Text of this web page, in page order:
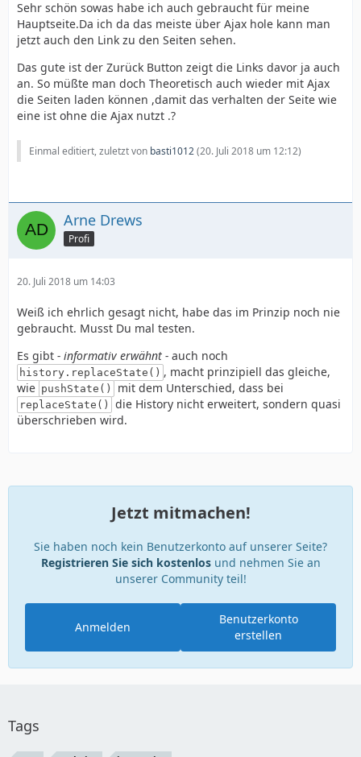
Sehr schön sowas habe ich auch gebraucht für meine
Hauptseite.Da ich da das meiste über Ajax hole kann man
jetzt auch den Link zu den Seiten sehen.
Das gute ist der Zurück Button zeigt die Links davor ja auch
an. So müßte man doch Theoretisch auch wieder mit Ajax
die Seiten laden können ,damit das verhalten der Seite wie
eine ist ohne die Ajax nutzt .?
Einmal editiert, zuletzt von basti1012(20. Juli 2018 um 12:12)
Arne Drews
Profi
20. Juli 2018 um 14:03
Weiß ich ehrlich gesagt nicht, habe das im Prinzip noch nie
gebraucht. Musst Du mal testen.
Es gibt - informativ erwähnt - auch noch
history.replaceState() , macht prinzipiell das gleiche,
wie pushState() mit dem Unterschied, dass bei
replaceState()
die History nicht erweitert, sondern quasi
überschrieben wird.
Jetzt mitmachen!
Sie haben noch kein Benutzerkonto auf unserer Seite?
Registrieren Sie sich kostenlosund nehmen Sie an
unserer Community teil!
Benutzerkonto
erstellen
Anmelden
Tags